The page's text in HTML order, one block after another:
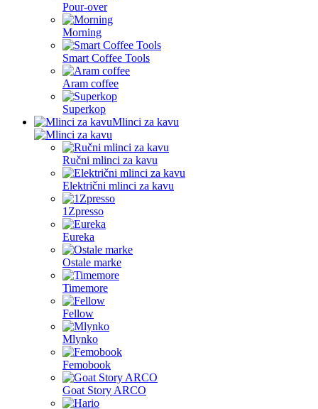
Pour-over
Morning
Smart Coffee Tools
Aram coffee
Superkop
Mlinci za kavu
Ručni mlinci za kavu
Električni mlinci za kavu
1Zpresso
Eureka
Ostale marke
Timemore
Fellow
Mlynko
Femobook
Goat Story ARCO